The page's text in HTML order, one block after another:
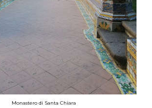
Monastero di Santa Chiara